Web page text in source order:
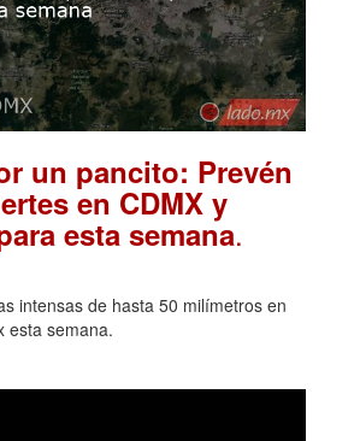
un pancito: Prevén
en CDMX y
esta semana.
intensas de hasta 50 milímetros en
esta semana.